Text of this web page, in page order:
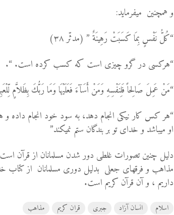
و همچنین می‏فرماید:
“كُلُّ نَفْسٍ بِمَا كَسَبَتْ رَهِينَةٌ ” (مدثّر ۳۸)
“هركسى در گرو چيزى است كه كسب كرده است. “.
“مَنْ عَمِلَ صَالِحاً فَلِنَفْسِهِ وَمَنْ أَسَآءَ فَعَلَيْهَا وَمَا رَبُّكَ بِظَلاَّمٍ
“هر كس كار نیكی انجام دهد، به سود خود انجام داده
او می‏باشد و خدای تو بر بندگان ستم نمی‏كند”
دلیل چنین تصورات غلطی دور شدن مسلمانان از قرآن
مذاهب و فرقهای جعلی بدلیل دوری مسلمانان از کتاب
داریم ، و آن قرآن کریم است.
اسلام انسان آزاد جبری قران کریم مذاهب